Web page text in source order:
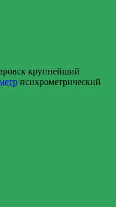
крупнейший
психрометрический